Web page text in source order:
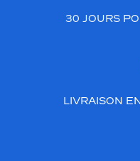
30 JOURS
LIVRAISON